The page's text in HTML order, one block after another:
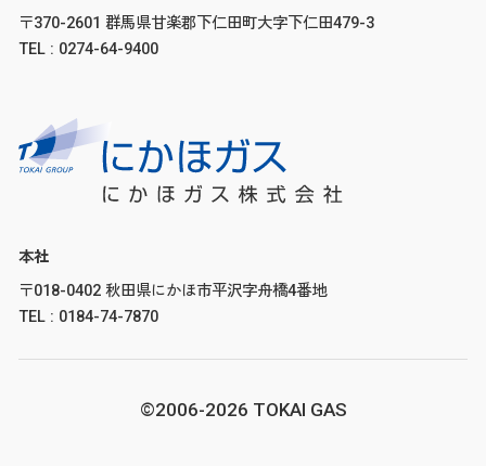
〒370-2601 群馬県甘楽郡下仁田町大字下仁田479-3
TEL : 0274-64-9400
本社
〒018-0402 秋田県にかほ市平沢字舟橋4番地
TEL : 0184-74-7870
©2006-2026 TOKAI GAS